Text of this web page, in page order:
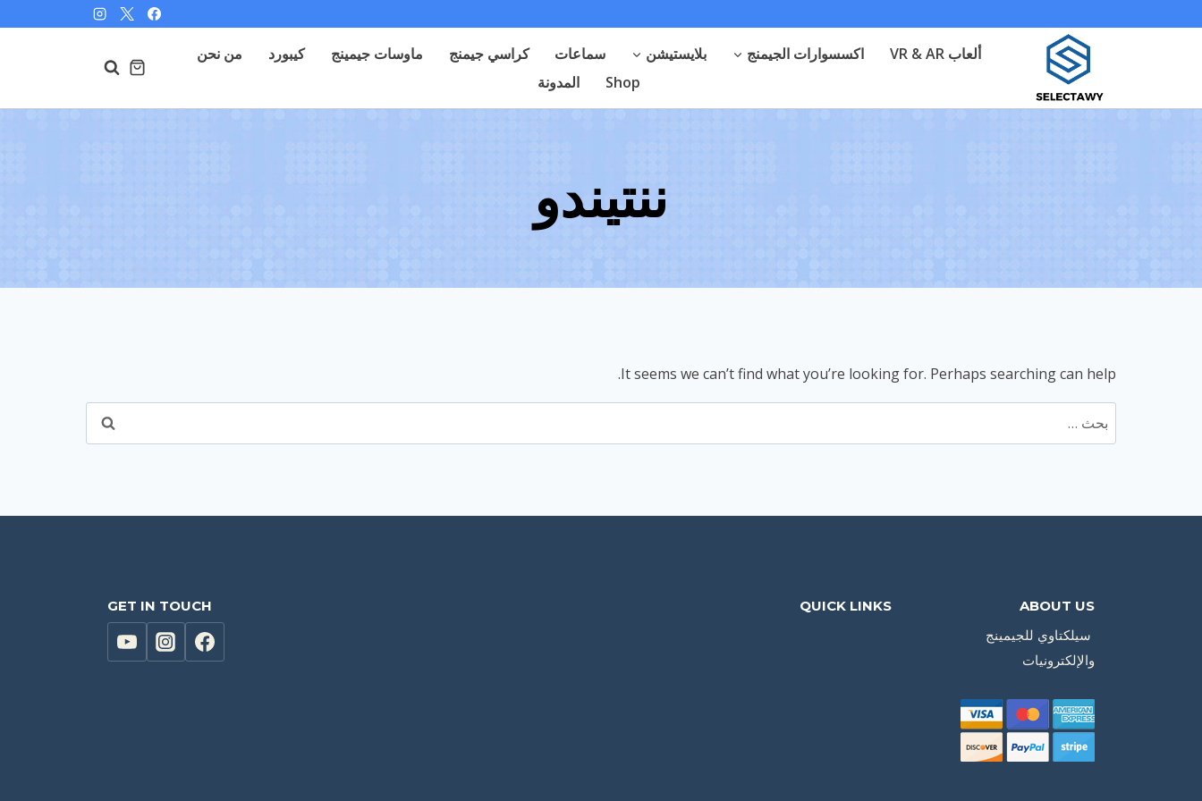
ألعاب VR & AR اكسسوارات الجيمنج بلايستيشن سماعات كراسي جيمنج ماوسات جيمينج كيبورد
من نحن
Shop
المدونة
ننتيندو
It seems we can’t find what you’re looking for. Perhaps searching can help.
عن:
ABOUT US
سيلكتاوي للجيمينج
والإلكترونيات
QUICK LINKS
GET IN TOUCH